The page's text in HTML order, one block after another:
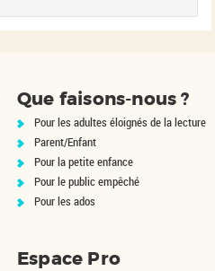
Que faisons-nous ?
Pour les adultes éloignés de la lecture
Parent/Enfant
Pour la petite enfance
Pour le public empêché
Pour les ados
Espace Pro